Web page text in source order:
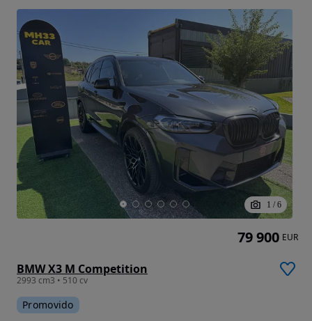
1 / 6
BMW X3 M Competition
2993 cm3 • 510 cv
Promovido
79 900 EUR